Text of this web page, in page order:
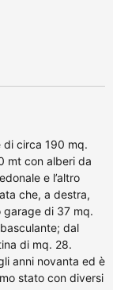
circa 190 mq.
mt con alberi da
e l’altro
che, a destra,
garage di 37 mq.
dal
di mq. 28.
anni novanta ed è
stato con diversi